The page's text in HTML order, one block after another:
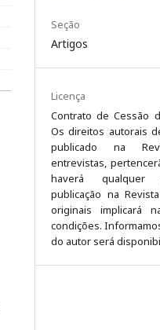
Seção
Artigos
Licença
Contrato de Cessão
Os direitos autorais
publicado na
entrevistas,
haverá qualquer
publicação na
originais implicará
condições.
do autor será